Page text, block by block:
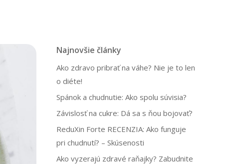
Najnovšie články
Ako zdravo pribrať na váhe? Nie je to len
o diéte!
Spánok a chudnutie: Ako spolu súvisia?
Závislosť na cukre: Dá sa s ňou bojovať?
ReduXin Forte RECENZIA: Ako funguje
pri chudnutí? – Skúsenosti
Ako vyzerajú zdravé raňajky? Zabudnite